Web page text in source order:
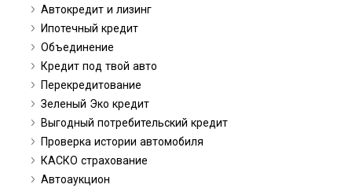
Автокредит и лизинг
Ипотечный кредит
Объединение
Кредит под твой авто
Перекредитование
Зеленый Эко кредит
Выгодный потребительский кредит
Проверка истории автомобиля
КАСКО страхование
Автоаукцион